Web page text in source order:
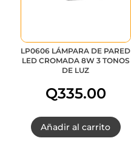
LP0606 LÁMPARA DE PARED
LED CROMADA 8W 3 TONOS
DE LUZ
Q335.00
Añadir al carrito